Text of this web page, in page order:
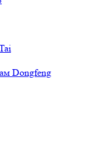
Dongfeng